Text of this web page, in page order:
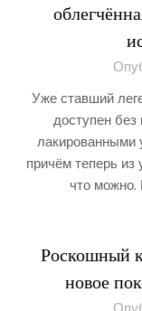
Уже ставший
доступен
лакированными
причём теперь из
что
Роскошный
новое